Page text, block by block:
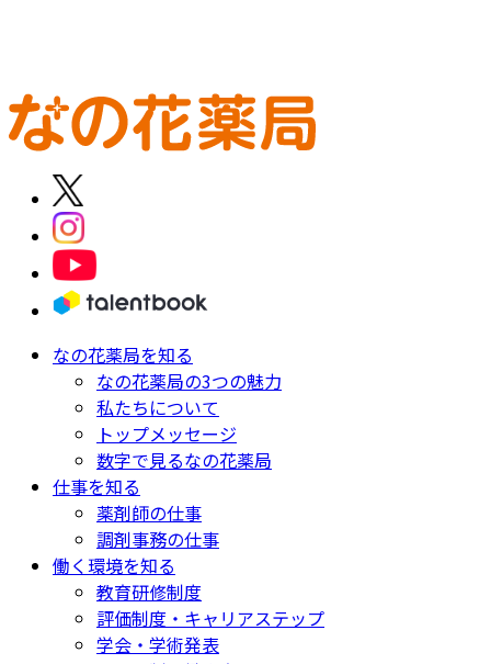
新卒薬剤師 募集要項 中途薬剤師 募集要項
要項中途調剤事務 募集要項
なの花薬局を知る
なの花薬局の3つの魅力
私たちについて
トップメッセージ
数字で見るなの花薬局
仕事を知る
薬剤師の仕事
調剤事務の仕事
働く環境を知る
教育研修制度
評価制度・キャリアステップ
学会・学術発表